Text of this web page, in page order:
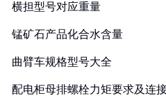
横担型号对应重量
锰矿石产品化合水含量
曲臂车规格型号大全
配电柜母排螺栓力矩要求及连